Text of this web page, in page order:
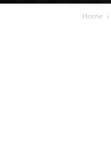
Home